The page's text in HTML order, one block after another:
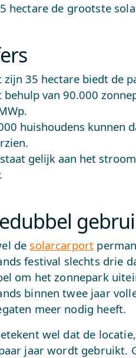
hectare de grootste
zijn 35 hectare biedt de
behulp van 90.000
huishoudens kunnen
gelijk aan het
de solarcarport
festival slechts drie
om het zonnepark
binnen twee jaar
meer nodig heeft.
wel dat de
jaar wordt gebruikt.